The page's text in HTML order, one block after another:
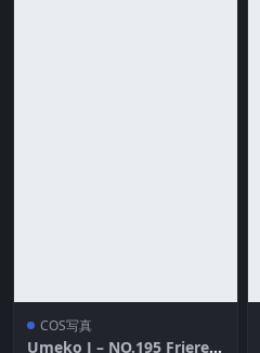
COS写真
Umeko J – NO.195 Frieren